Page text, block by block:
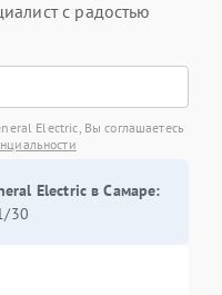
с радостью
Electric, Вы соглашаетесь
Electric в Самаре:
30